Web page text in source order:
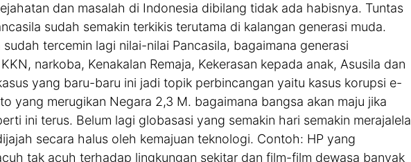
dan masalah di Indonesia dibilang tidak ada habisnya. Tuntas
sudah semakin terkikis terutama di kalangan generasi muda.
tercemin lagi nilai-nilai Pancasila, bagaimana generasi
narkoba, Kenakalan Remaja, Kekerasan kepada anak, Asusila dan
yang baru-baru ini jadi topik perbincangan yaitu kasus korupsi e-
yang merugikan Negara 2,3 M. bagaimana bangsa akan maju jika
ini terus. Belum lagi globasasi yang semakin hari semakin merajalela
secara halus oleh kemajuan teknologi. Contoh: HP yang
tak acuh terhadap lingkungan sekitar dan film-film dewasa banyak